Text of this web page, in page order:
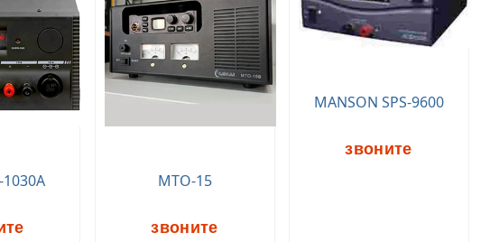
1030A МТО-15
звоните
MANSON SPS-9600
звоните